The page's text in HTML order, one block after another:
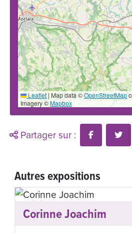
Leaflet | Map data ©OpenStreetMap
Imagery ©Mapbox
Partager sur :
Autres expositions
Corinne Joachim